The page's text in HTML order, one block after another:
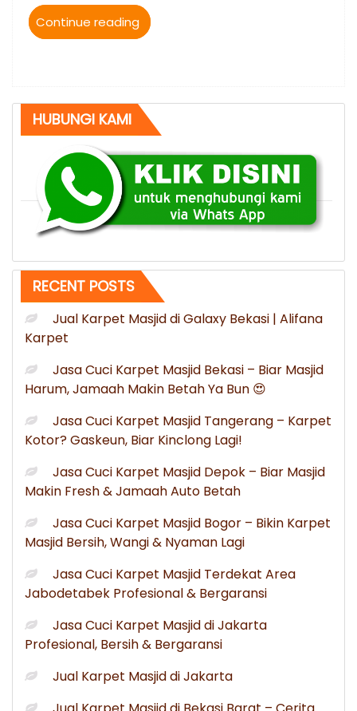
Continue reading“⭐
0812-
Karpet
Masjid
kirim
ke
Lubuklinggau”
HUBUNGI KAMI
RECENT POSTS
Jual Karpet Masjid di Galaxy Bekasi | Alifana
Karpet
Jasa Cuci Karpet Masjid Bekasi – Biar Masjid
Harum, Jamaah Makin Betah Ya Bun 😍
Jasa Cuci Karpet Masjid Tangerang – Karpet
Kotor? Gaskeun, Biar Kinclong Lagi!
Jasa Cuci Karpet Masjid Depok – Biar Masjid
Makin Fresh & Jamaah Auto Betah
Jasa Cuci Karpet Masjid Bogor – Bikin Karpet
Masjid Bersih, Wangi & Nyaman Lagi
Jasa Cuci Karpet Masjid Terdekat Area
Jabodetabek Profesional & Bergaransi
Jasa Cuci Karpet Masjid di Jakarta
Profesional, Bersih & Bergaransi
Jual Karpet Masjid di Jakarta